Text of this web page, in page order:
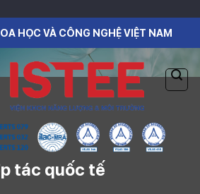
HỌC VÀ CÔNG NGHỆ VIỆT NAM
tác quốc tế